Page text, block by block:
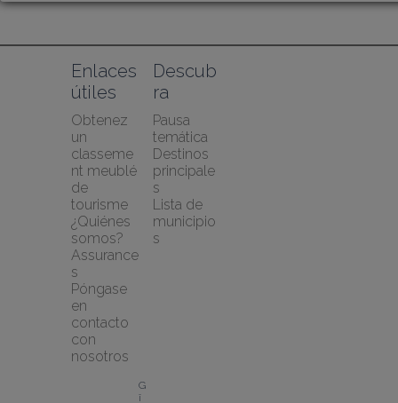
Enlaces
útiles
Obtenez
un
classeme
nt meublé
de
tourisme
¿Quiénes
somos?
Assurance
s
Póngase
en
contacto
con
nosotros
Descub
ra
Pausa
temática
Destinos
principale
s
Lista de
municipio
s
G
î